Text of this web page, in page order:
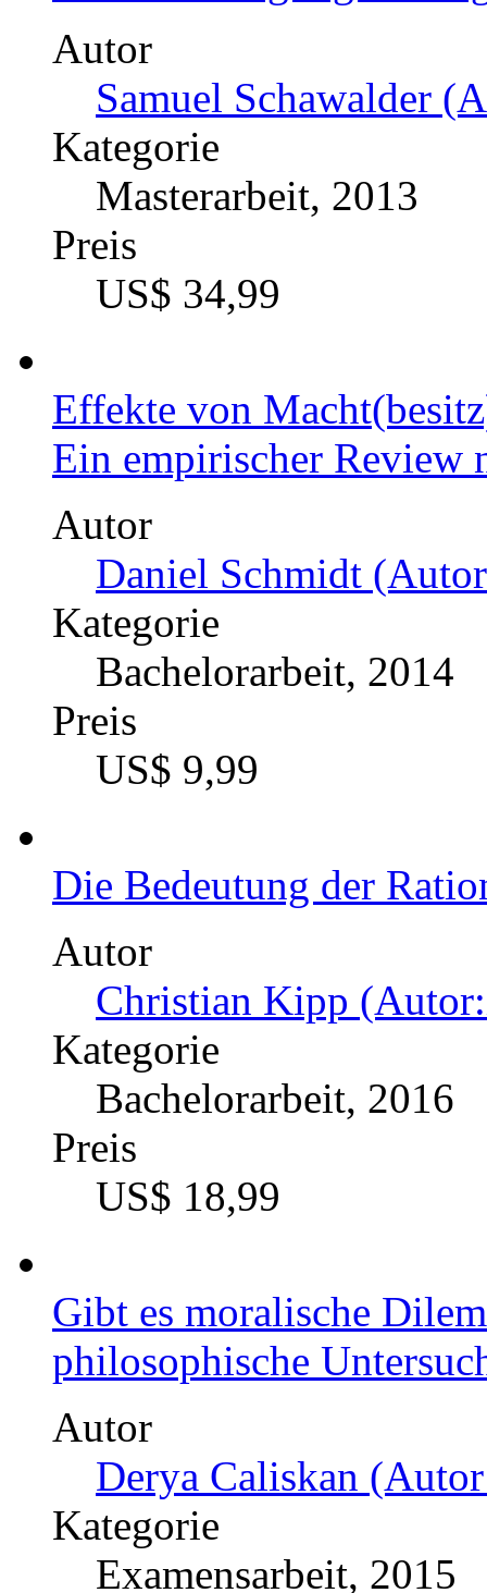
Der suizidale Patient
Eine kritische
Philosophien von Karl
Améry
Autor
Flavio Daniele
Masterarbeit, 2015
Preis
US$ 34,99
Der moralische Status
Singers 'Praktische Ethik'
Autor
Kategorie
Bachelorarbeit, 2016
Preis
US$ 0,99
Umweltethik. Zur
Autor
Samuel Schawalder
Kategorie
Masterarbeit, 2013
Preis
US$ 34,99